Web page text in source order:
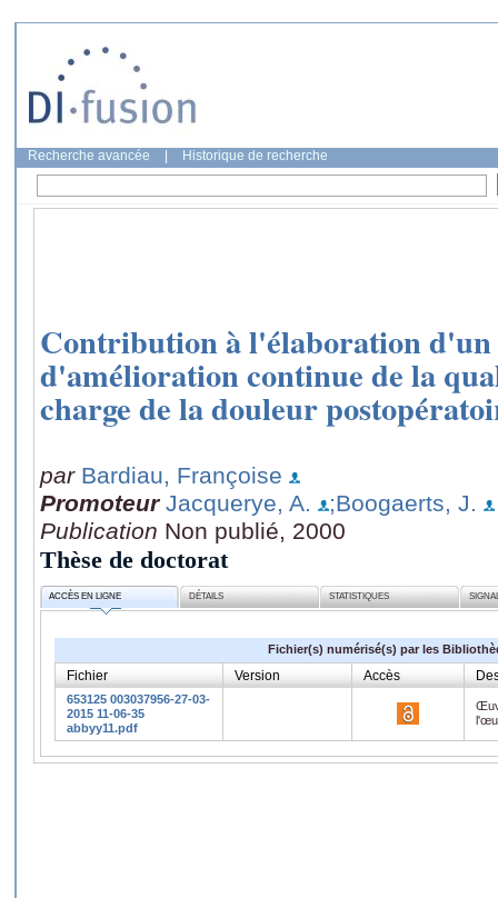
Recherche avancée Historique de recherche
Contribution à l'élaboration
d'amélioration continue de la
charge de la douleur
par Bardiau, Françoise
Promoteur Jacquerye, A.
;Boogaerts, J.
Publication Non publié, 2000
Thèse de doctorat
ACCÈS EN LIGNE DÉTAILS STATISTIQUES
Fichier(s) numérisé(s) par les
Fichier Version Accès
653125 003037956-27-03-
2015 11-06-35
abbyy11.pdf